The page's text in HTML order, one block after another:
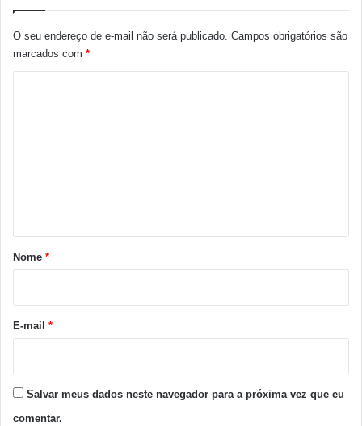
O seu endereço de e-mail não será publicado. Campos obrigatórios são
marcados com *
r
*
Nome *
E-mail *
Salvar meus dados neste navegador para a próxima vez que eu
comentar.